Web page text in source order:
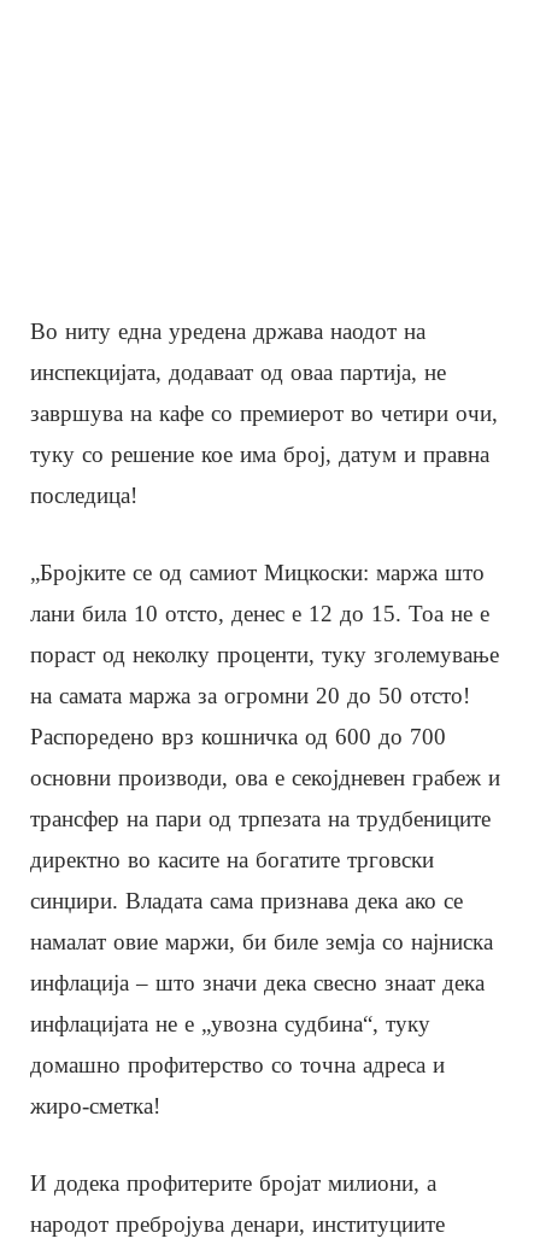
Во ниту една уредена држава наодот на
инспекцијата, додаваат од оваа партија, не
завршува на кафе со премиерот во четири очи,
туку со решение кое има број, датум и правна
последица!
„Бројките се од самиот Мицкоски: маржа што
лани била 10 отсто, денес е 12 до 15. Тоа не е
пораст од неколку проценти, туку зголемување
на самата маржа за огромни 20 до 50 отсто!
Распоредено врз кошничка од 600 до 700
основни производи, ова е секојдневен грабеж и
трансфер на пари од трпезата на трудбениците
директно во касите на богатите трговски
синџири. Владата сама признава дека ако се
намалат овие маржи, би биле земја со најниска
инфлација – што значи дека свесно знаат дека
инфлацијата не е „увозна судбина“, туку
домашно профитерство со точна адреса и
жиро-сметка!
И додека профитерите бројат милиони, а
народот пребројува денари, институциите